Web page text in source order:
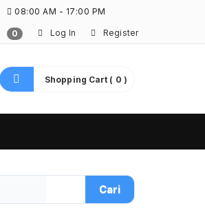
08:00 AM - 17:00 PM
0 Log In Register
Shopping Cart ( 0 )